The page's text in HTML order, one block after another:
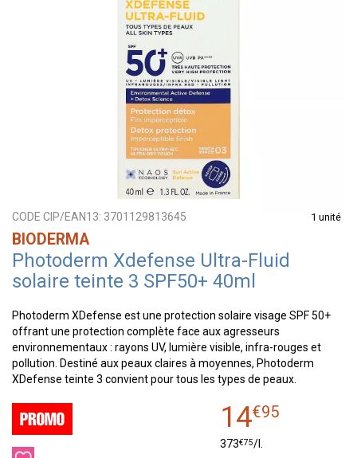
CODE CIP/EAN13: 3701129813645 1 unité
BIODERMA
Photoderm Xdefense Ultra-Fluid
solaire teinte 3 SPF50+ 40ml
Photoderm XDefense est une protection solaire visage SPF 50+
offrant une protection complète face aux agresseurs
environnementaux : rayons UV, lumière visible, infra-rouges et
pollution. Destiné aux peaux claires à moyennes, Photoderm
XDefense teinte 3 convient pour tous les types de peaux.
14€95
373€75/